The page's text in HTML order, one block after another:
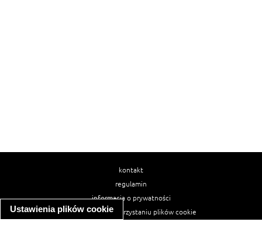
Ustawienia plików cookie
kontakt
regulamin
informacja o prywatności
informacja o wykorzystaniu plików cookie